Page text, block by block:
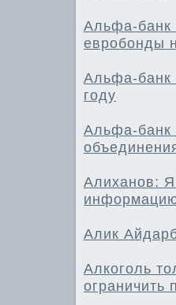
Альфа-банк
евробонды
Альфа-банк
году
Альфа-банк
Алиханов:
Алик
Алкоголь
ограничить